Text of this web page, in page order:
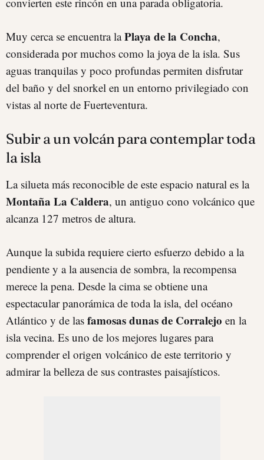
Muy cerca se encuentra laPlaya de la Concha,
considerada por muchos como la joya de la isla. Sus
aguas tranquilas y poco profundas permiten disfrutar
del baño y del snorkel en un entorno privilegiado con
vistas al norte de Fuerteventura.
Subir a un volcán para contemplar toda
la isla
La silueta más reconocible de este espacio natural es la
Montaña La Caldera, un antiguo cono volcánico que
alcanza 127 metros de altura.
Aunque la subida requiere cierto esfuerzo debido a la
pendiente y a la ausencia de sombra, la recompensa
merece la pena. Desde la cima se obtiene una
espectacular panorámica de toda la isla, del océano
Atlántico y de las famosas dunas de Corralejo en la
isla vecina. Es uno de los mejores lugares para
comprender el origen volcánico de este territorio y
admirar la belleza de sus contrastes paisajísticos.